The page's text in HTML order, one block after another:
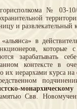
№ 03-
и развлекательный
в
зарабатывать
контексте в
их иерархами курса
Свв.